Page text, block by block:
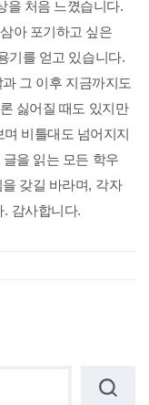
을 처음 느꼈습니다.
아 포기하고 싶은
기를 얻고 있습니다.
그 이후 지금까지도
싫어질 때도 있지만
비틀대도 넘어지지
글을 읽는 모든 학우
갖길 바라며, 각자
. 감사합니다.